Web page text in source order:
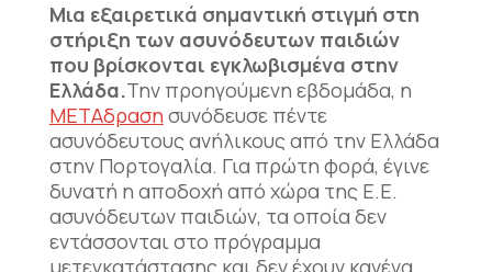
Μια εξαιρετικά σημαντική στιγμή στη
στήριξη των ασυνόδευτων παιδιών
που βρίσκονται εγκλωβισμένα στην
Ελλάδα.Την προηγούμενη εβδομάδα, η
ΜΕΤΑδραση συνόδευσε πέντε
ασυνόδευτους ανήλικους από την Ελλάδα
στην Πορτογαλία. Για πρώτη φορά, έγινε
δυνατή η αποδοχή από χώρα της Ε.Ε.
ασυνόδευτων παιδιών, τα οποία δεν
εντάσσονται στο πρόγραμμα
μετεγκατάστασης και δεν έχουν κανένα